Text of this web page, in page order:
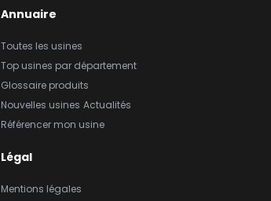
Annuaire
Toutes les usines
Top usines par département
Glossaire produits
Nouvelles usines Actualités
Référencer mon usine
Légal
Mentions légales